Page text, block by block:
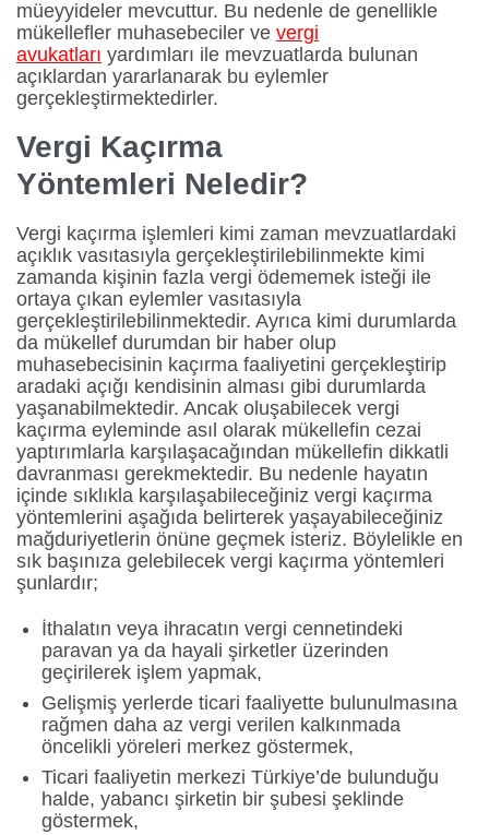
müeyyideler mevcuttur. Bu nedenle de genellikle
mükellefler muhasebeciler ve vergi
avukatları yardımları ile mevzuatlarda bulunan
açıklardan yararlanarak bu eylemler
gerçekleştirmektedirler.
Vergi Kaçırma
Yöntemleri Neledir?
Vergi kaçırma işlemleri kimi zaman mevzuatlardaki
açıklık vasıtasıyla gerçekleştirilebilinmekte kimi
zamanda kişinin fazla vergi ödememek isteği ile
ortaya çıkan eylemler vasıtasıyla
gerçekleştirilebilinmektedir. Ayrıca kimi durumlarda
da mükellef durumdan bir haber olup
muhasebecisinin kaçırma faaliyetini gerçekleştirip
aradaki açığı kendisinin alması gibi durumlarda
yaşanabilmektedir. Ancak oluşabilecek vergi
kaçırma eyleminde asıl olarak mükellefin cezai
yaptırımlarla karşılaşacağından mükellefin dikkatli
davranması gerekmektedir. Bu nedenle hayatın
içinde sıklıkla karşılaşabileceğiniz vergi kaçırma
yöntemlerini aşağıda belirterek yaşayabileceğiniz
mağduriyetlerin önüne geçmek isteriz. Böylelikle en
sık başınıza gelebilecek vergi kaçırma yöntemleri
şunlardır;
İthalatın veya ihracatın vergi cennetindeki
paravan ya da hayali şirketler üzerinden
geçirilerek işlem yapmak,
Gelişmiş yerlerde ticari faaliyette bulunulmasına
rağmen daha az vergi verilen kalkınmada
öncelikli yöreleri merkez göstermek,
Ticari faaliyetin merkezi Türkiye’de bulunduğu
halde, yabancı şirketin bir şubesi şeklinde
göstermek,